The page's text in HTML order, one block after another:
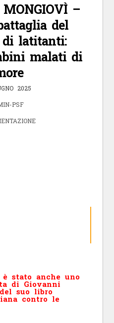
MONGIOVÌ –
del
di latitanti:
malati di
2025
PSF
è stato anche uno
di Giovanni
suo libro
contro le